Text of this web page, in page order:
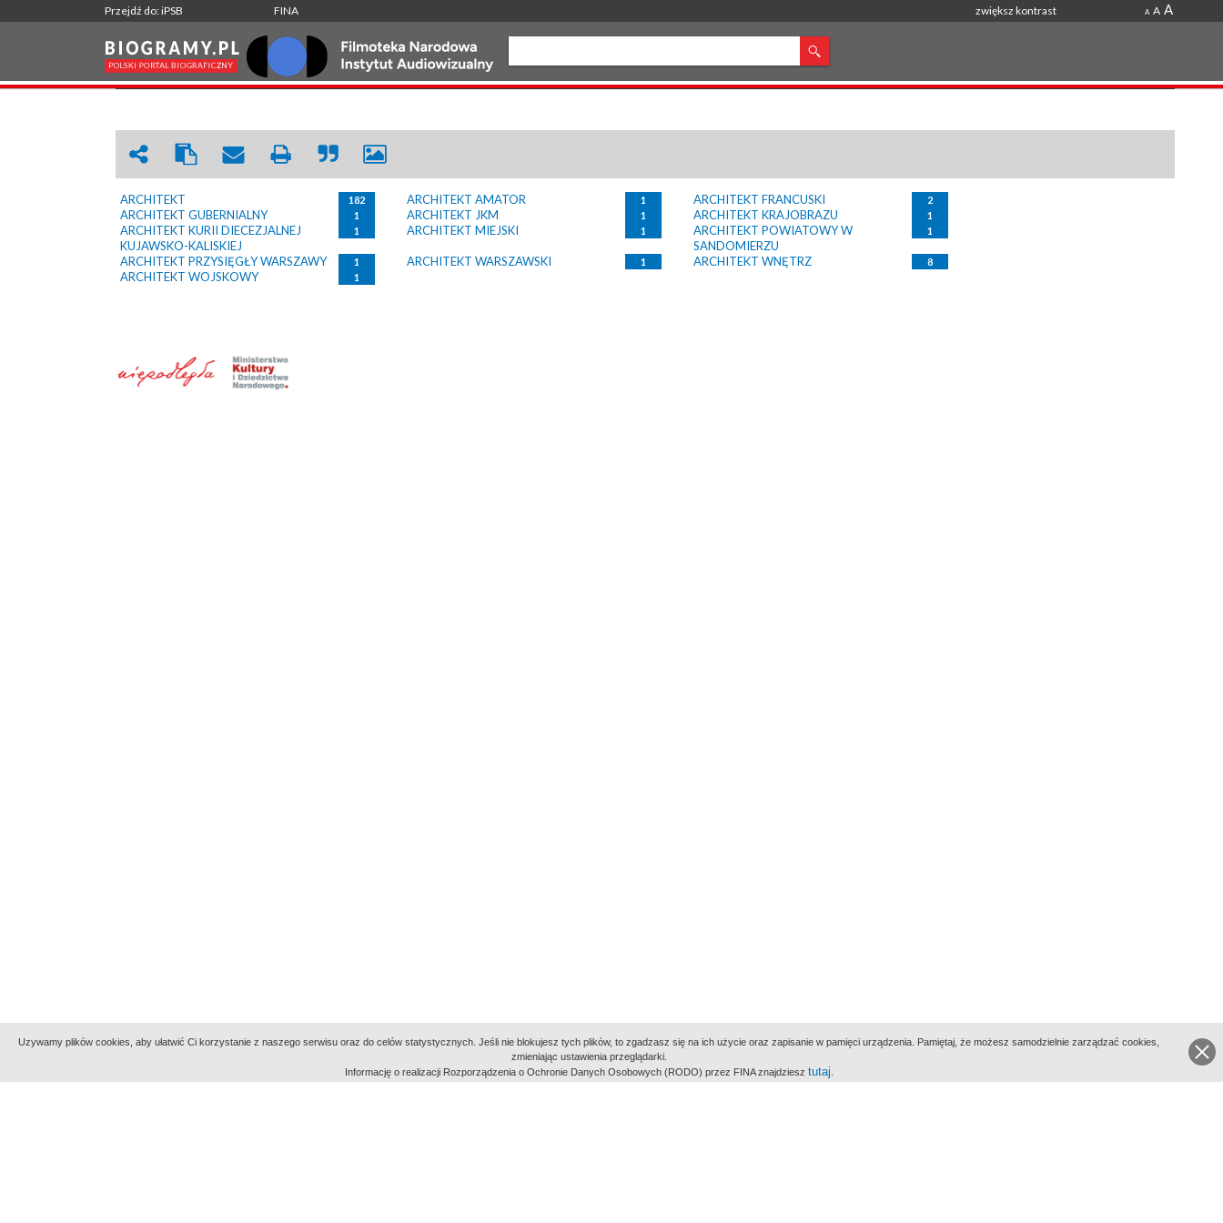
Przejdź do: iPSB FINA zwiększ kontrast A A A
ARCHITEKT WRÓĆ
ARCHITEKT 182 ARCHITEKT AMATOR 1 ARCHITEKT FRANCUSKI 2
ARCHITEKT GUBERNIALNY 1 ARCHITEKT JKM 1 ARCHITEKT KRAJOBRAZU 1
ARCHITEKT KURII DIECEZJALNEJ
KUJAWSKO-KALISKIEJ
1 ARCHITEKT MIEJSKI 1
ARCHITEKT POWIATOWY W
SANDOMIERZU
1
ARCHITEKT PRZYSIĘGŁY WARSZAWY 1 ARCHITEKT WARSZAWSKI 1 ARCHITEKT WNĘTRZ 8
ARCHITEKT WOJSKOWY 1
Indeksy: aktywności alfabetyczny tematyczny miejsc
Uzywamy plików cookies, aby ułatwić Ci korzystanie z naszego serwisu oraz do celów statystycznych. Jeśli nie blokujesz tych plików, to zgadzasz się na ich użycie oraz zapisanie w pamięci urządzenia. Pamiętaj, że możesz samodzielnie zarządzać cookies,
zmieniając ustawienia przeglądarki.
Informację o realizacji Rozporządzenia o Ochronie Danych Osobowych (RODO) przez FINA znajdziesz tutaj